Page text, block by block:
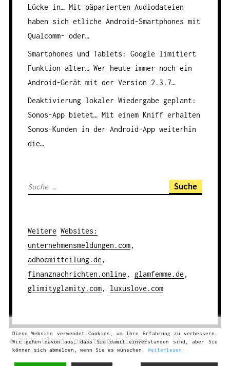
Lücke in…Mit päparierten Audiodateien
haben sich etliche Android-Smartphones mit
Qualcomm- oder…
Smartphones und Tablets: Google limitiert
Funktion alter…Wer heute immer noch ein
Android-Gerät mit der Version 2.3.7…
Deaktivierung lokaler Wiedergabe geplant:
Sonos-App bietet…Mit einem Kniff erhalten
Sonos-Kunden in der Android-App weiterhin
die…
S
h
e
n
a
c
Weitere Websites :
unternehmensmeldungen.com,
adhocmitteilung.de ,
finanznachrichten.online , glamfemme.de ,
glimityglamity.com, luxuslove.com
© 2026Cloud ComputingCologne
Diese Website verwendet Cookies, um Ihre Erfahrung zu verbessern.
Wir gehen davon aus, dass Sie damit einverstanden sind, aber Sie
können sich abmelden, wenn Sie es wünschen. Weiterlesen